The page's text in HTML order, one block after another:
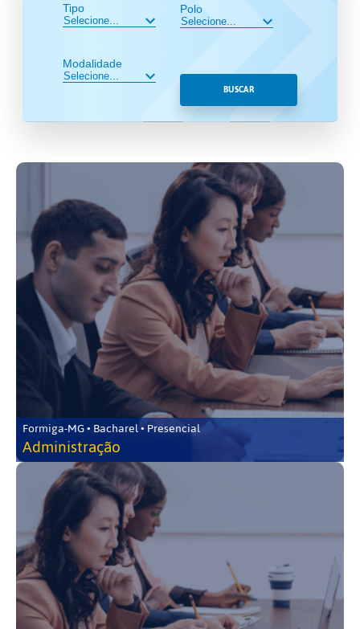
Tipo
Modalidade
Polo
BUSCAR
Formiga-MG • Bacharel • Presencial
Administração